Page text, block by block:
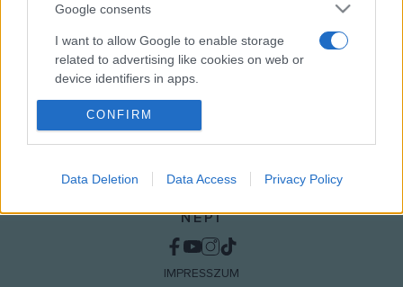
Google consents
I want to allow Google to enable storage
related to advertising like cookies on web or
device identifiers in apps.
I want to allow my user data to be sent to
Google for online advertising purposes.
I want to allow Google to send me
personalized advertising.
I want to allow Google to enable storage
related to analytics like cookies on web or
CONFIRM
Data Deletion Data Access Privacy Policy
NÉPI
IMPRESSZUM